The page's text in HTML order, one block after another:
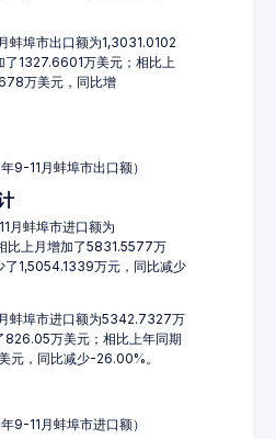
蚌埠市出口额为1,3031.0102
了1327.6601万美元；相比上
万美元，同比增
9-11月蚌埠市出口额）
月蚌埠市进口额为
比上月增加了5831.5577万
了1,5054.1339万元，同比减少
蚌埠市进口额为5342.7327万
826.05万美元；相比上年同期
元，同比减少-26.00%。
9-11月蚌埠市进口额）